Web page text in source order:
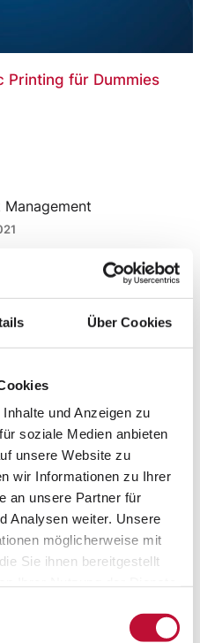
Über Cookies
und Anzeigen zu
soziale Medien anbieten
unsere Website zu
wir Informationen zu Ihrer
an unsere Partner für
Analysen weiter. Unsere
möglicherweise mit
Sie ihnen bereitgestellt
Printing für Dummies
Management
II klären
dem Hype auf
hat
Hype ist in aller
es da eigentlich?
Hamann erklärt
II Werk II am
und verständlich,
überhaupt ist –
Printing
sein sollte. Wir